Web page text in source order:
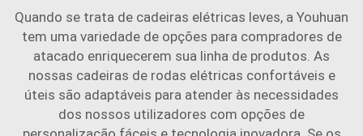
Quando se trata de cadeiras elétricas leves, a Youhuan
tem uma variedade de opções para compradores de
atacado enriquecerem sua linha de produtos. As
nossas cadeiras de rodas elétricas confortáveis e
úteis são adaptáveis para atender às necessidades
dos nossos utilizadores com opções de